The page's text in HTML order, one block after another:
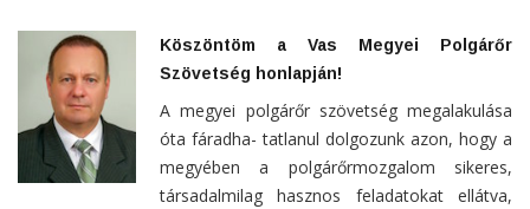
Köszöntöm a Vas Megyei Polgárőr
Szövetség honlapján!
A megyei polgárőr szövetség megalakulása
óta fáradha- tatlanul dolgozunk azon, hogy a
megyében a polgárőrmozgalom sikeres,
társadalmilag hasznos feladatokat ellátva,